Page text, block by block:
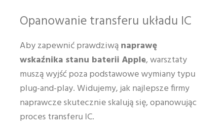
Opanowanie transferu układu IC
Aby zapewnić prawdziwą naprawę
wskaźnika stanu baterii Apple, warsztaty
muszą wyjść poza podstawowe wymiany typu
plug-and-play. Widujemy, jak najlepsze firmy
naprawcze skutecznie skalują się, opanowując
proces transferu IC.